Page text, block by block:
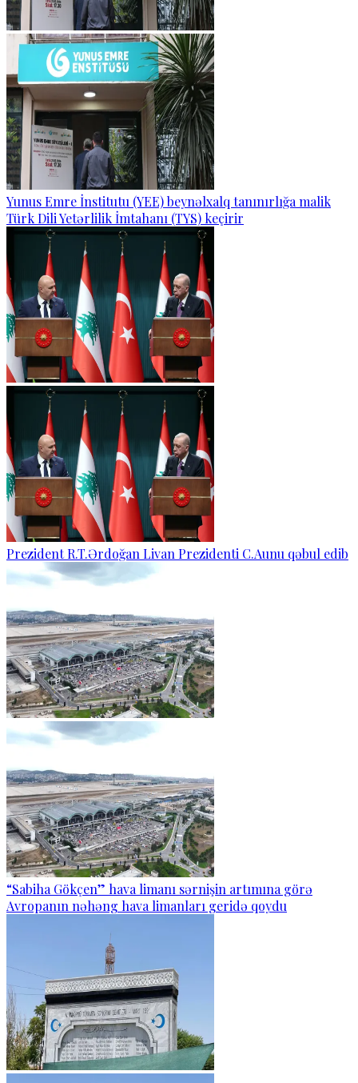
Yunus Emre İnstitutu (YEE) beynəlxalq tanınırlığa malik
Türk Dili Yetərlilik İmtahanı (TYS) keçirir
Prezident R.T.Ərdoğan Livan Prezidenti C.Aunu qəbul edib
“Sabiha Gökçen” hava limanı sərnişin artımına görə
Avropanın nəhəng hava limanları geridə qoydu